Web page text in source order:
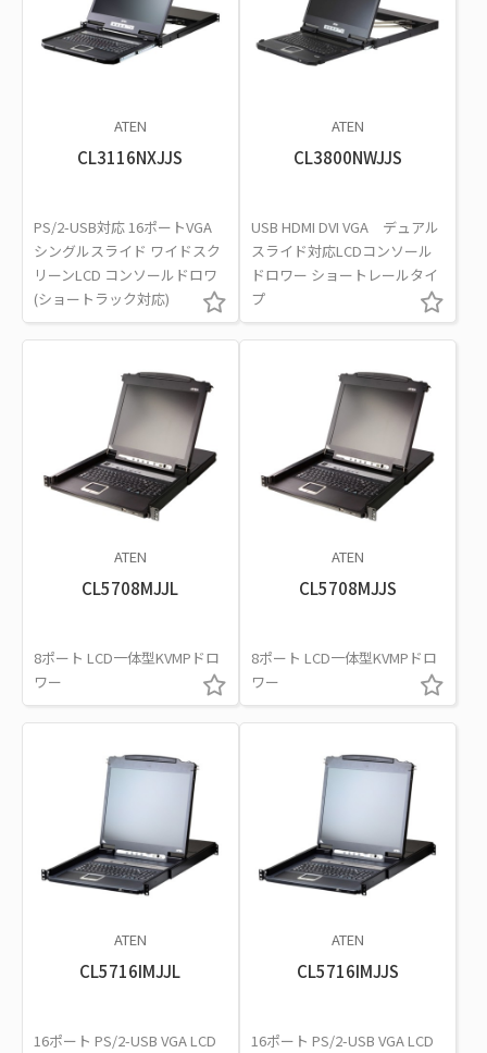
ATEN
CL3116NXJJS
PS/2-USB対応 16ポートVGA
シングルスライド ワイドスク
リーンLCD コンソールドロワ
(ショートラック対応)
ATEN
CL3800NWJJS
USB HDMI DVI VGA デュアル
スライド対応LCDコンソール
ドロワー ショートレールタイ
プ
ATEN
CL5708MJJL
8ポート LCD一体型KVMPドロ
ワー
ATEN
CL5708MJJS
8ポート LCD一体型KVMPドロ
ワー
ATEN
CL5716IMJJL
16ポート PS/2-USB VGA LCD
ATEN
CL5716IMJJS
16ポート PS/2-USB VGA LCD